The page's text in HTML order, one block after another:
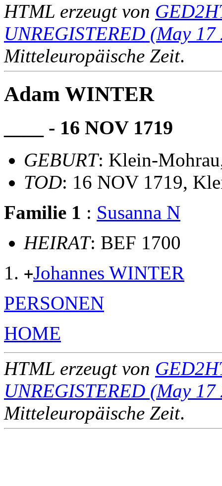
HTML erzeugt von
UNREGISTERED (May 17
Mitteleuropäische Zeit.
Adam WINTER
____ - 16 NOV 1719
GEBURT: Klein-
TOD: 16 NOV 1719,
Familie 1 : Susanna N
HEIRAT: BEF 1700
+Johannes WINTER
PERSONEN
HOME
HTML erzeugt von
UNREGISTERED (May 17
Mitteleuropäische Zeit.